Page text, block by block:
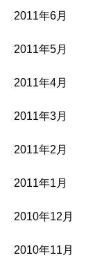
2011年6月
2011年5月
2011年4月
2011年3月
2011年2月
2011年1月
2010年12月
2010年11月